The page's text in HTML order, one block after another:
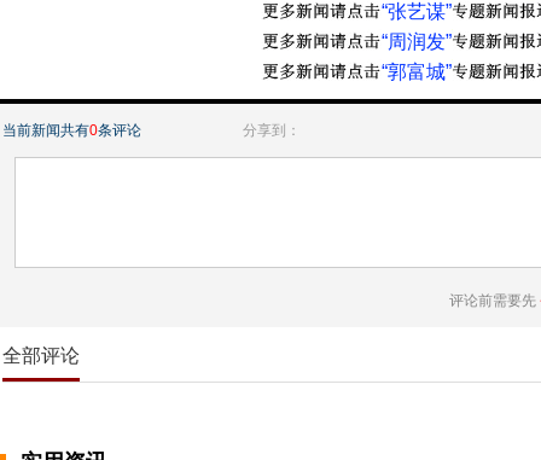
“张艺谋”
“周润发”
“郭富城”
当前新闻共有0条评论 分享到：
评论前需要先
全部评论